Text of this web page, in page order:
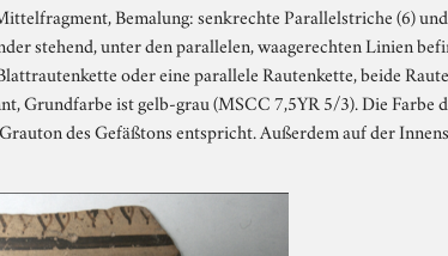
Bemalung: senkrechte Parallelstriche (6)
stehend, unter den parallelen, waagerechten Linien
oder eine parallele Rautenkette, beide
Grundfarbe ist gelb-grau (MSCC 7,5YR 5/3). Die
des Gefäßtons entspricht. Außerdem auf der